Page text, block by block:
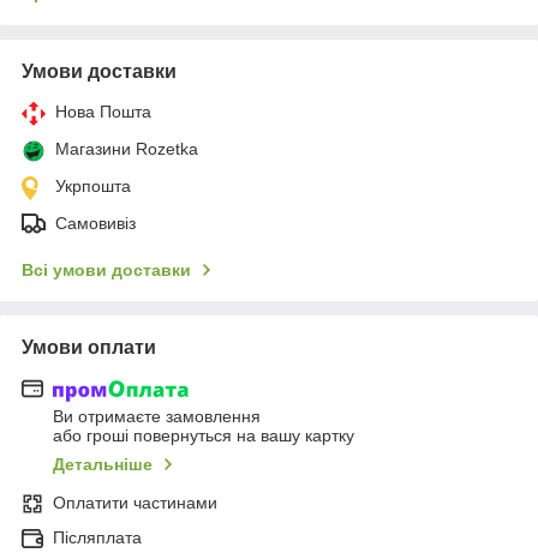
Умови доставки
Нова Пошта
Магазини Rozetka
Укрпошта
Самовивіз
Всі умови доставки
Умови оплати
Ви отримаєте замовлення
або гроші повернуться на вашу картку
Детальніше
Оплатити частинами
Післяплата